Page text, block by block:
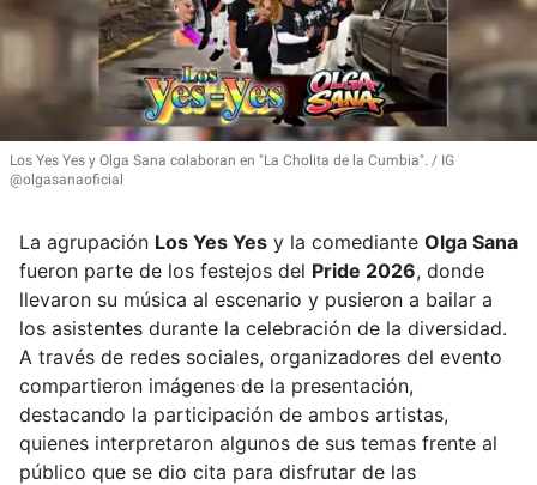
Los Yes Yes y Olga Sana colaboran en "La Cholita de la Cumbia"
IG
@olgasanaoficial
La agrupación Los Yes Yes y la comediante Olga Sana
fueron parte de los festejos del Pride 2026, donde
llevaron su música al escenario y pusieron a bailar a
los asistentes durante la celebración de la diversidad.
A través de redes sociales, organizadores del evento
compartieron imágenes de la presentación,
destacando la participación de ambos artistas,
quienes interpretaron algunos de sus temas frente al
público que se dio cita para disfrutar de las